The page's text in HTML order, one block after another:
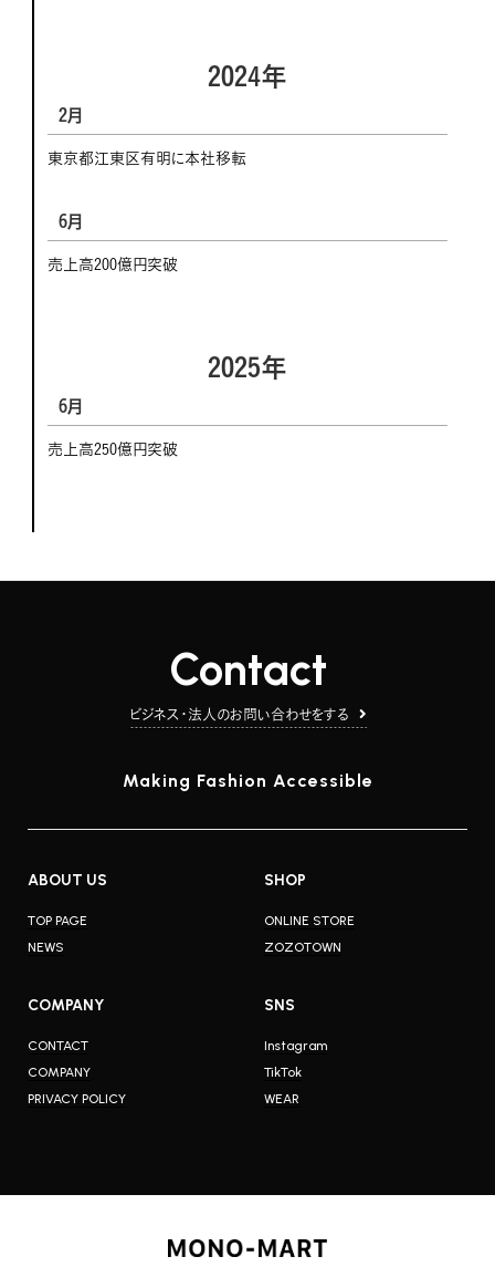
2024年
東京都江東区有明に本社移転
2月
売上高200億円突破
6月
2025年
売上高250億円突破
6月
Contact
ビジネス・法人のお問い合わせをする
Making Fashion Accessible
ABOUT US
TOP PAGE
NEWS
SHOP
ONLINE STORE
ZOZOTOWN
COMPANY
CONTACT
COMPANY
PRIVACY POLICY
SNS
Instagram
TikTok
WEAR